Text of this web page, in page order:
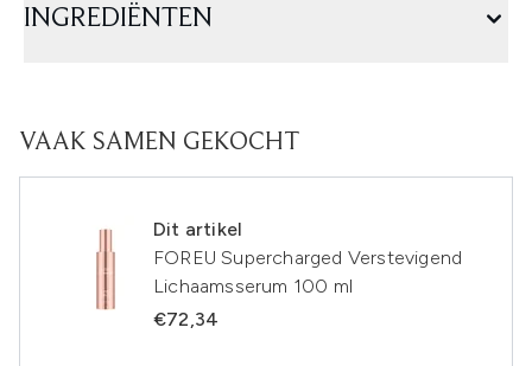
INGREDIËNTEN
VAAK SAMEN GEKOCHT
Dit artikel
FOREU Supercharged Verstevigend
Lichaamsserum 100 ml
€72,34